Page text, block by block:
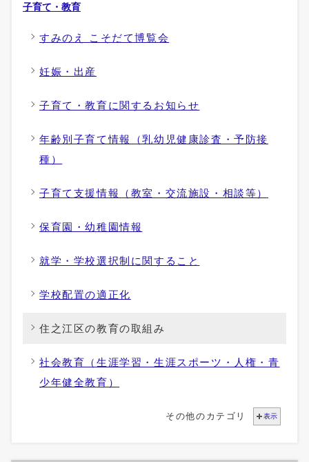
子育て・教育
すみのえ こそだて博覧会
妊娠・出産
子育て・教育に関するお知らせ
年齢別子育て情報（乳幼児健康診査・予防接
種）
子育て支援情報（教室・交流施設・相談等）
保育園・幼稚園情報
就学・学校選択制に関すること
学校配置の適正化
住之江区の教育の取組み
社会教育（生涯学習・生涯スポーツ・人権・青
少年健全教育）
その他のカテゴリ 表示